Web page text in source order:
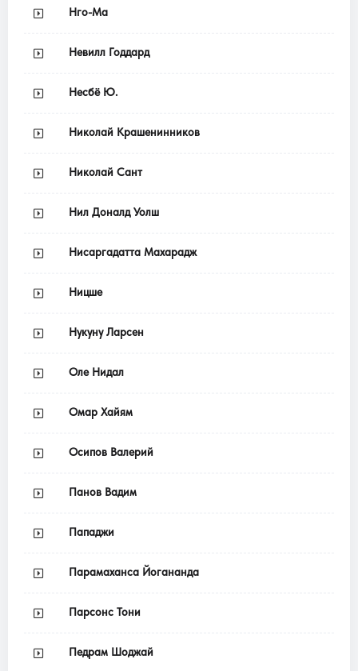
Нго-Ма
Невилл Годдард
Несбё Ю.
Николай Крашенинников
Николай Сант
Нил Доналд Уолш
Нисаргадатта Махарадж
Ницше
Нукуну Ларсен
Оле Нидал
Омар Хайям
Осипов Валерий
Панов Вадим
Пападжи
Парамаханса Йогананда
Парсонс Тони
Педрам Шоджай